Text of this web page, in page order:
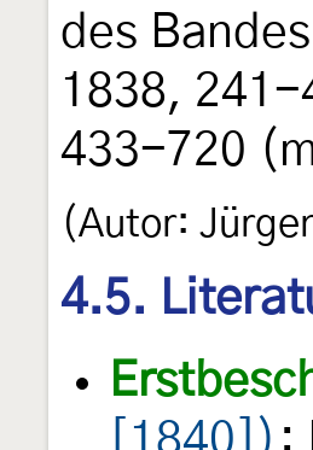
des
1838,
433-720
(Autor:
4.5.